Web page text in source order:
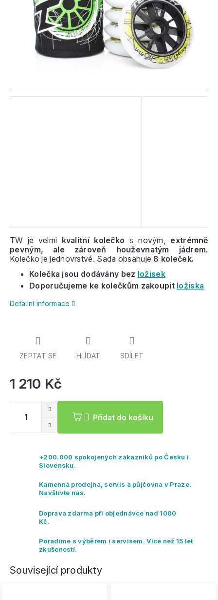
1 210 Kč
Přidat do košíku
TW je velmi kvalitní kolečko s novým, extrémně
pevným, ale zároveň houževnatým jádrem.
Kolečko je jednovrstvé. Sada obsahuje 8 koleček.
Kolečka jsou dodávány bez ložisek
Doporučujeme ke kolečkům zakoupit ložiska
Detailní informace
ZEPTAT SE HLÍDAT SDÍLET
+200.000 spokojených zákazníků po Česku i
Slovensku.
Kamenná prodejna, servis a půjčovna v Praze.
Navštivte nás.
Doprava zdarma při objednávce nad 1000
Kč.
Poradíme s výběrem i servisem. Více než 15 let
zkušeností.
Související produkty